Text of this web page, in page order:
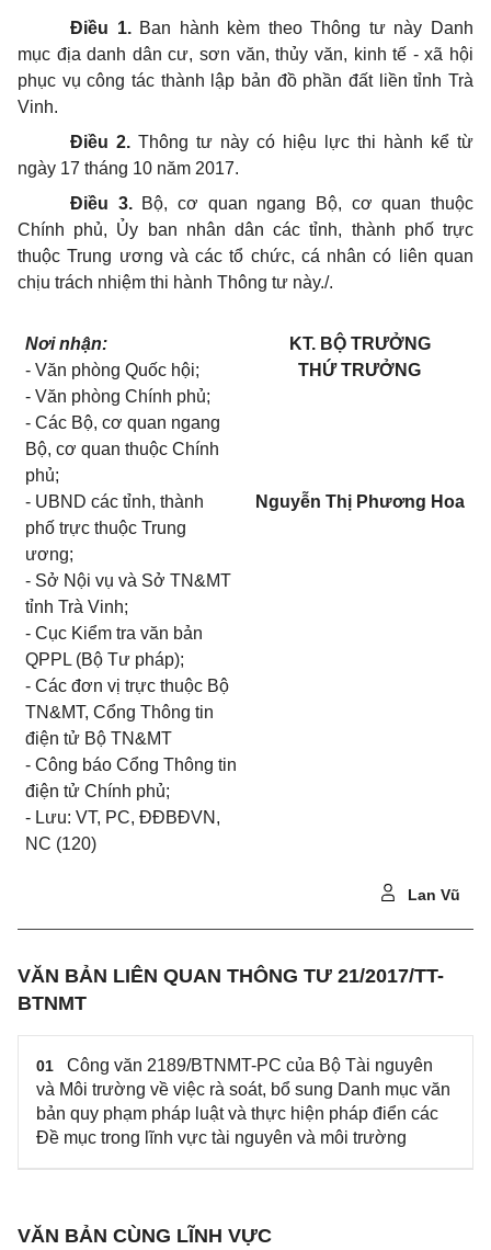
Điều 1. Ban hành kèm theo Thông tư này Danh
mục địa danh dân cư, sơn văn, thủy văn, kinh tế - xã hội
phục vụ công tác thành lập bản đồ phần đất liền tỉnh Trà
Vinh.
Điều 2. Thông tư này có hiệu lực thi hành kể từ
ngày 17 tháng 10 năm 2017.
Điều 3.
Bộ, cơ quan ngang Bộ, cơ quan thuộc
Chính phủ, Ủy ban nhân dân các tỉnh, thành phố trực
thuộc Trung ương và các tổ chức, cá nhân có liên quan
chịu trách nhiệm thi hành Thông tư này./.
Nơi nhận:
- Văn phòng Quốc hội;
- Văn phòng Chính phủ;
- Các Bộ, cơ quan ngang
Bộ, cơ quan thuộc Chính
phủ;
- UBND các tỉnh, thành
phố trực thuộc Trung
ương;
- Sở Nội vụ và Sở TN&MT
tỉnh Trà Vinh;
- Cục Kiểm tra văn bản
QPPL (Bộ Tư pháp);
- Các đơn vị trực thuộc Bộ
TN&MT, Cổng Thông tin
điện tử Bộ TN&MT
- Công báo Cổng Thông tin
điện tử Chính phủ;
- Lưu: VT, PC, ĐĐBĐVN,
NC (120)
KT. BỘ TRƯỞNG
THỨ TRƯỞNG
Nguyễn Thị Phương Hoa
Lan Vũ
VĂN BẢN LIÊN QUAN THÔNG TƯ 21/2017/TT-
BTNMT
01
Công văn 2189/BTNMT-PC của Bộ Tài nguyên
và Môi trường về việc rà soát, bổ sung Danh mục văn
bản quy phạm pháp luật và thực hiện pháp điển các
Đề mục trong lĩnh vực tài nguyên và môi trường
VĂN BẢN CÙNG LĨNH VỰC